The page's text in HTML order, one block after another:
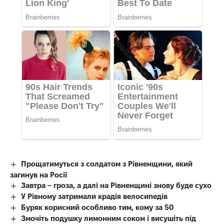
Прощатимуться з солдатом з Рівненщини, який
загинув на Росії
Завтра – гроза, а далі на Рівненщині знову буде сухо
У Рівному затримали крадія велосипедів
Буряк корисний особливо тим, кому за 50
Змочіть подушку лимонним соком і висушіть під